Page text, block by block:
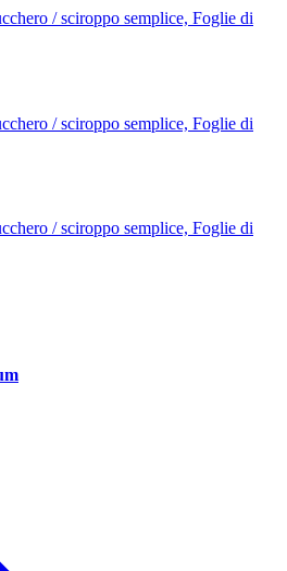
/ sciroppo semplice, Foglie di
/ sciroppo semplice, Foglie di
/ sciroppo semplice, Foglie di